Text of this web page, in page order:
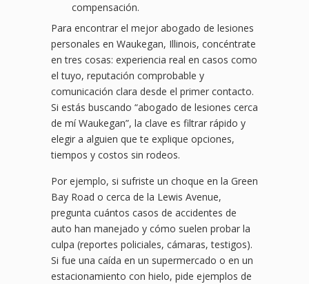
compensación.
Para encontrar el mejor abogado de lesiones
personales en Waukegan, Illinois, concéntrate
en tres cosas: experiencia real en casos como
el tuyo, reputación comprobable y
comunicación clara desde el primer contacto.
Si estás buscando “abogado de lesiones cerca
de mí Waukegan”, la clave es filtrar rápido y
elegir a alguien que te explique opciones,
tiempos y costos sin rodeos.
Por ejemplo, si sufriste un choque en la Green
Bay Road o cerca de la Lewis Avenue,
pregunta cuántos casos de accidentes de
auto han manejado y cómo suelen probar la
culpa (reportes policiales, cámaras, testigos).
Si fue una caída en un supermercado o en un
estacionamiento con hielo, pide ejemplos de